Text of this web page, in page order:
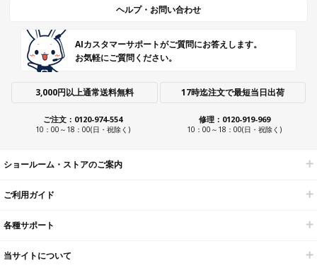
ヘルプ・お問い合わせ
AIカスタマーサポートがご質問にお答えします。
お気軽にご質問ください。
3,000円以上通常送料無料 17時迄注文で最短当日出荷
ご注文：0120-974-554
10：00～18：00(日・祝除く)
修理：0120-919-969
10：00～18：00(日・祝除く)
ショールーム・ストアのご案内
ご利用ガイド
各種サポート
当サイトについて